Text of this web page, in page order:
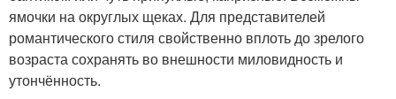
ямочки на округлых щеках. Для представителей
романтического стиля свойственно вплоть до зрелого
возраста сохранять во внешности миловидность и
утончённость.